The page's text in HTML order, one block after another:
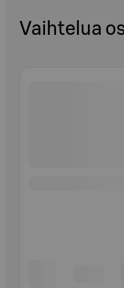
Vaihtelua